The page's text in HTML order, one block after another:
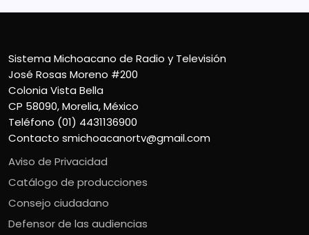
Sistema Michoacano de Radio y Televisión
José Rosas Moreno #200
Colonia Vista Bella
CP 58090, Morelia, México
Teléfono (01) 4431136900
Contacto smichoacanortv@gmail.com
Aviso de Privacidad
Catálogo de producciones
Consejo ciudadano
Defensor de las audiencias